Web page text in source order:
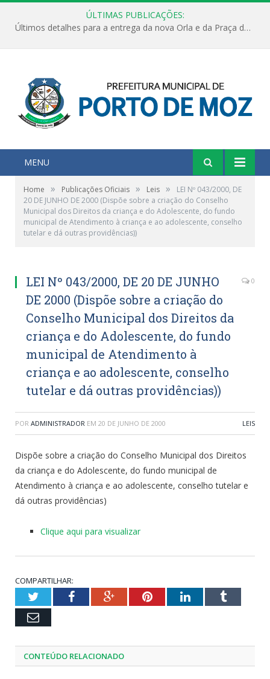
ÚLTIMAS PUBLICAÇÕES:
Últimos detalhes para a entrega da nova Orla e da Praça do Praião
MENU
Home » Publicações Oficiais » Leis »
LEI Nº 043/2000, DE
20 DE JUNHO DE 2000 (Dispõe sobre a criação do Conselho
Municipal dos Direitos da criança e do Adolescente, do fundo
municipal de Atendimento à criança e ao adolescente, conselho
tutelar e dá outras providências))
LEI Nº 043/2000, DE 20 DE JUNHO
DE 2000 (Dispõe sobre a criação do
Conselho Municipal dos Direitos da
criança e do Adolescente, do fundo
municipal de Atendimento à
criança e ao adolescente, conselho
tutelar e dá outras providências))
0
POR ADMINISTRADOR EM 20 DE JUNHO DE 2000 LEIS
Dispõe sobre a criação do Conselho Municipal dos Direitos
da criança e do Adolescente, do fundo municipal de
Atendimento à criança e ao adolescente, conselho tutelar e
dá outras providências)
Clique aqui para visualizar
COMPARTILHAR:
TwitterFacebookGoogle+PinterestLinkedInTumblr
Email
CONTEÚDO RELACIONADO